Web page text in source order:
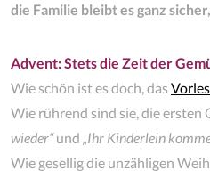
die Familie bleibt es ganz
Advent: Stets die Zeit der
Wie schön ist es doch, das
Wie rührend sind sie, die
wieder“und „Ihr Kinderlein
Wie gesellig die unzähligen